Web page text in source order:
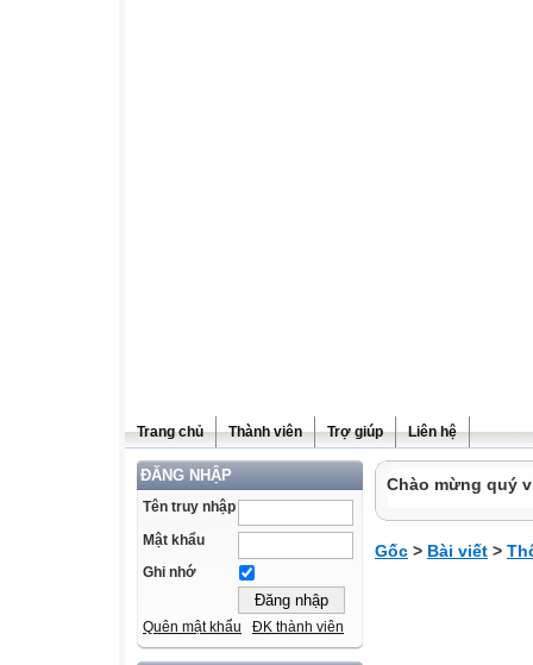
Trang chủ Thành viên Trợ giúp Liên hệ
ĐĂNG NHẬP
Tên truy nhập
Mật khẩu
Ghi nhớ
Quên mật khẩu ĐK thành viên
Chào mừng quý
Gốc > Bài viết >